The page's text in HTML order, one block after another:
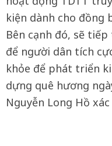
kiện dành cho đồng
Bên cạnh đó, sẽ
để người dân tích
khỏe để phát triển
dựng quê hương
Nguyễn Long Hồ xác